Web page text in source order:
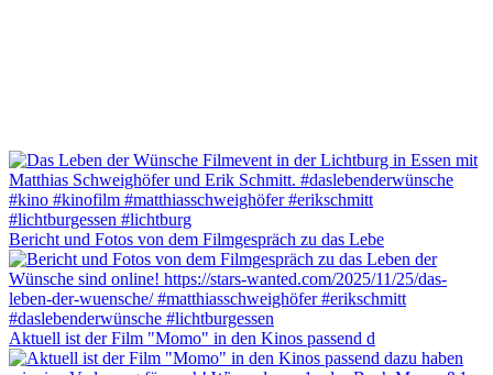
Bericht und Fotos von dem Filmgespräch zu das Lebe
Aktuell ist der Film "Momo" in den Kinos passend d